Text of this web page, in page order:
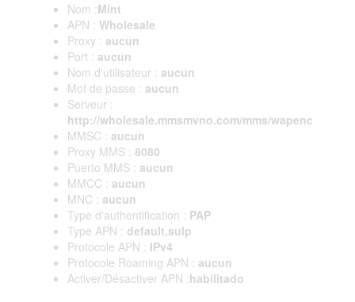
Nom :Mint
APN : Wholesale
Proxy : aucun
Port : aucun
Nom d'utilisateur : aucun
Mot de passe : aucun
Serveur :
http://wholesale.mmsmvno.com/mms/wapenc
MMSC : aucun
Proxy MMS : 8080
Puerto MMS : aucun
MMCC : aucun
MNC : aucun
Type d'authentification : PAP
Type APN : default,sulp
Protocole APN : IPv4
Protocole Roaming APN : aucun
Activer/Désactiver APN :habilitado